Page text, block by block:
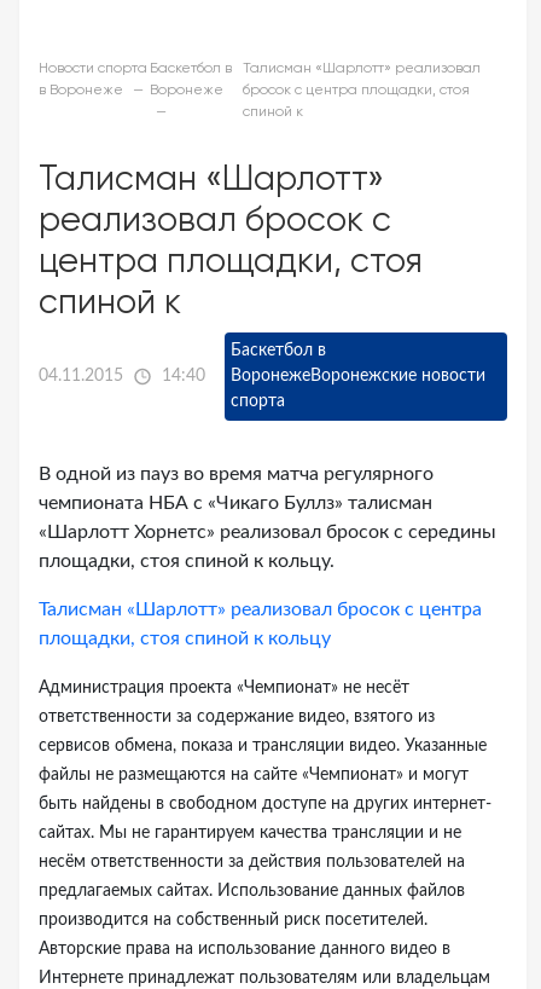
Новости спорта
в Воронеже
Баскетбол в
Воронеже
Талисман «Шарлотт» реализовал
бросок с центра площадки, стоя
спиной к
Талисман «Шарлотт»
реализовал бросок с
центра площадки, стоя
спиной к
04.11.2015 14:40
Баскетбол в
ВоронежеВоронежские новости
спорта
В одной из пауз во время матча регулярного
чемпионата НБА с «Чикаго Буллз» талисман
«Шарлотт Хорнетс» реализовал бросок с середины
площадки, стоя спиной к кольцу.
Талисман «Шарлотт» реализовал бросок с центра
площадки, стоя спиной к кольцу
Администрация проекта «Чемпионат» не несёт
ответственности за содержание видео, взятого из
сервисов обмена, показа и трансляции видео. Указанные
файлы не размещаются на сайте «Чемпионат» и могут
быть найдены в свободном доступе на других интернет-
сайтах. Мы не гарантируем качества трансляции и не
несём ответственности за действия пользователей на
предлагаемых сайтах. Использование данных файлов
производится на собственный риск посетителей.
Авторские права на использование данного видео в
Интернете принадлежат пользователям или владельцам